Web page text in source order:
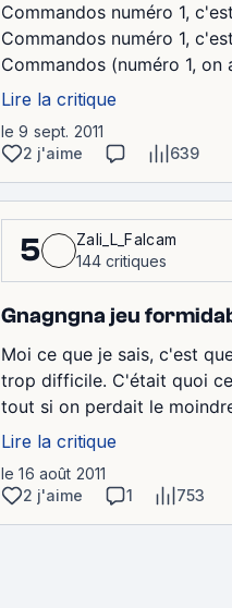
Commandos numéro 1,
Commandos numéro 1,
Commandos (numéro 1,
Lire la critique
le 9 sept. 2011
2 j'aime
639
5
Zali_L_Falcam
144 critiques
Gnagngna jeu
Moi ce que je sais, c'est
trop difficile. C'était quoi
tout si on perdait le
Lire la critique
le 16 août 2011
2 j'aime
1 753